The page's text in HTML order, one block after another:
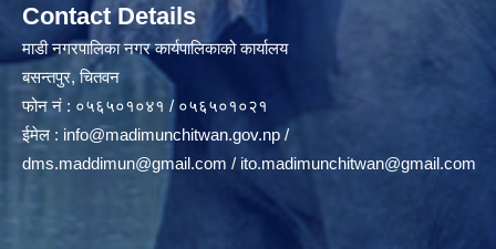
Contact Details
माडी नगरपालिका नगर कार्यपालिकाको कार्यालय
बसन्तपुर, चितवन
फोन नं : ०५६५०१०४१ / ०५६५०१०२१
ईमेल : info@madimunchitwan.gov.np /
dms.maddimun@gmail.com / ito.madimunchitwan@gmail.com